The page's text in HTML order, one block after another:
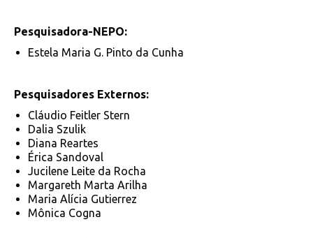
Pesquisadora-NEPO:
Estela Maria G. Pinto da Cunha
Pesquisadores Externos:
Cláudio Feitler Stern
Dalia Szulik
Diana Reartes
Érica Sandoval
Jucilene Leite da Rocha
Margareth Marta Arilha
Maria Alícia Gutierrez
Mônica Cogna